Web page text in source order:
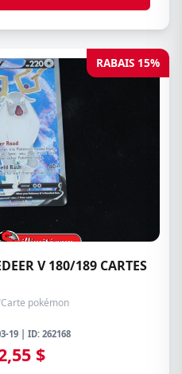
RABAIS 15%
V 180/189 CARTES
Carte pokémon
19 | ID: 262168
$